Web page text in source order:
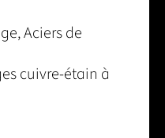
Aciers de
cuivre-étain à